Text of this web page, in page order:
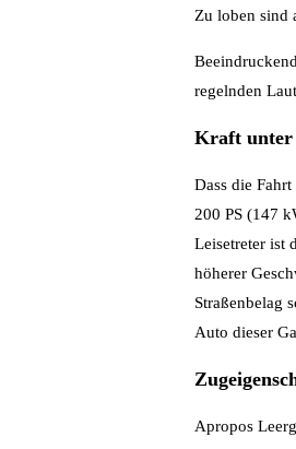
Zu loben sind
regelnden
Kraft unter
Dass die
200 PS (147
Leisetreter ist
höherer
Straßenbelag
Auto dieser
Apropos